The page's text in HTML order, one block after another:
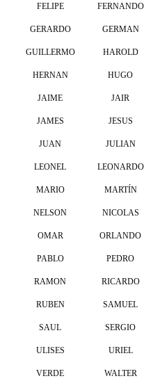
FELIPE FERNANDO
GERARDO GERMAN
GUILLERMO HAROLD
HERNAN HUGO
JAIME JAIR
JAMES JESUS
JUAN JULIAN
LEONEL LEONARDO
MARIO MARTÍN
NELSON NICOLAS
OMAR ORLANDO
PABLO PEDRO
RAMON RICARDO
RUBEN SAMUEL
SAUL SERGIO
ULISES URIEL
VERDE WALTER